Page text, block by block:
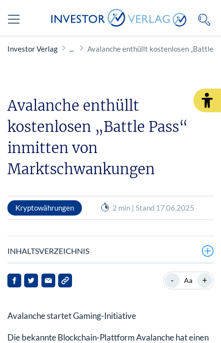
Investor Verlag Avalanche enthüllt kostenlosen „Battle
Avalanche enthüllt
kostenlosen „Battle Pass“
inmitten von
Marktschwankungen
Kryptowährungen 2 min | Stand 17.06.2025
INHALTSVERZEICHNIS
- Aa +
Avalanche startet Gaming-Initiative
Die bekannte Blockchain-Plattform Avalanche hat einen